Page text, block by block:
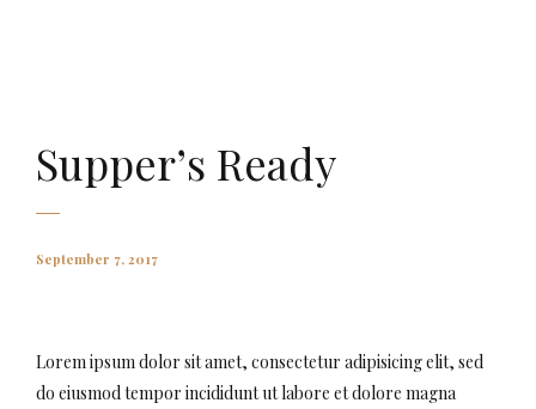
Supper’s Ready
September 7, 2017
Lorem ipsum dolor sit amet, consectetur adipisicing elit, sed
do eiusmod tempor incididunt ut labore et dolore magna